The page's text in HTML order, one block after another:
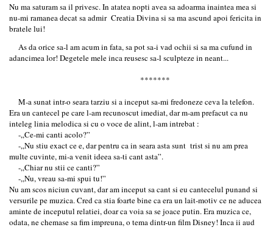
Nu ma saturam sa il privesc. In atatea nopti avea sa adoarma inaintea mea si
nu-mi ramanea decat sa admir Creatia Divina si sa ma ascund apoi fericita in
bratele lui!
As da orice sa-l am acum in fata, sa pot sa-i vad ochii si sa ma cufund in
adancimea lor! Degetele mele inca reusesc sa-l sculpteze in neant...
*******
M-a sunat intr-o seara tarziu si a inceput sa-mi fredoneze ceva la telefon.
Era un cantecel pe care l-am recunoscut imediat, dar m-am prefacut ca nu
inteleg linia melodica si cu o voce de alint, l-am intrebat :
-„Ce-mi canti acolo?”
-„Nu stiu exact ce e, dar pentru ca in seara asta sunt trist si nu am prea
multe cuvinte, mi-a venit ideea sa-ti cant asta”.
-„Chiar nu stii ce canti?”
-„Nu, vreau sa-mi spui tu!”
Nu am scos niciun cuvant, dar am inceput sa cant si eu cantecelul punand si
versurile pe muzica. Cred ca stia foarte bine ca era un lait-motiv ce ne aducea
aminte de inceputul relatiei, doar ca voia sa se joace putin. Era muzica ce,
odata, ne chemase sa fim impreuna, o tema dintr-un film Disney! Inca ii aud